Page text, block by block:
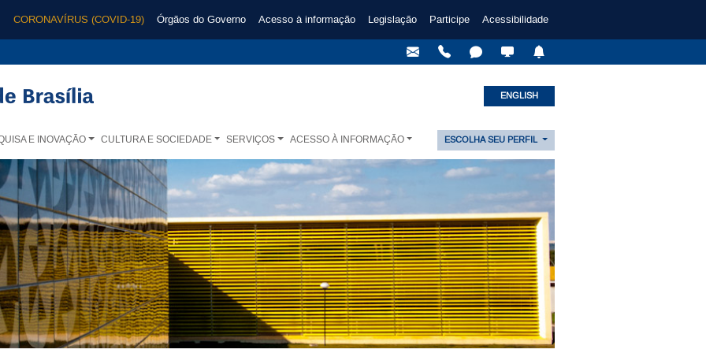
CORONAVÍRUS (COVID-19) Órgãos do Governo Acesso à informação Legislação Participe Acessibilidade
ENGLISH
E INOVAÇÃO CULTURA E SOCIEDADE SERVIÇOS ACESSO À INFORMAÇÃO ESCOLHA SEU PERFIL